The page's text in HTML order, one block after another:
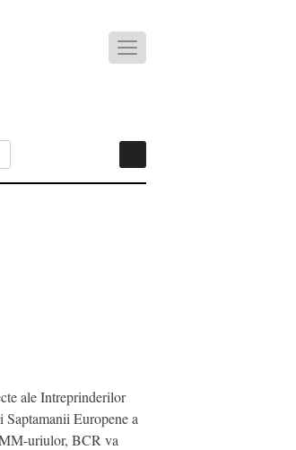
ale Intreprinderilor
Europene a
uriulor, BCR va